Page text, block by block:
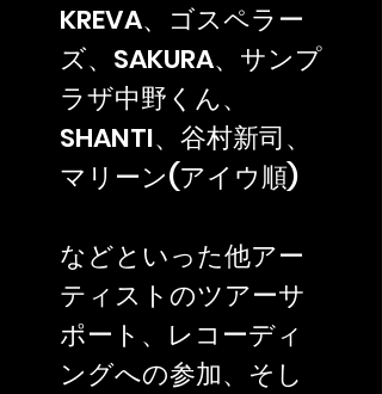
KREVA、ゴスペラー
ズ、SAKURA、サンプ
ラザ中野くん、
SHANTI、谷村新司、
マリーン(アイウ順)
などといった他アー
ティストのツアーサ
ポート、レコーディ
ングへの参加、そし